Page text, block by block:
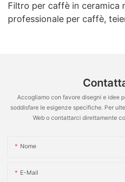
Filtro per caffè in ceramica
professionale per caffè,
Accogliamo con favore disegni e idee
soddisfare le esigenze specifiche. Per
Web o contattarci direttamente
Nome
E-Mail